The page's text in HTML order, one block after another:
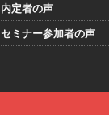
内定者の声
セミナー参加者の声